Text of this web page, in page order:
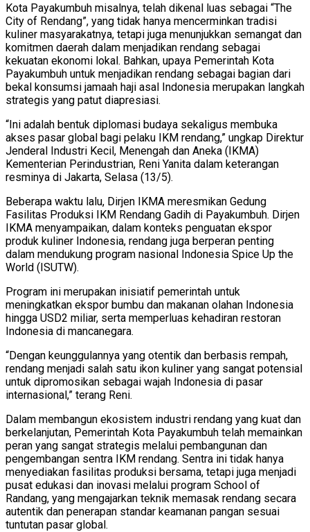
Kota Payakumbuh misalnya, telah dikenal luas sebagai “The
City of Rendang”, yang tidak hanya mencerminkan tradisi
kuliner masyarakatnya, tetapi juga menunjukkan semangat dan
komitmen daerah dalam menjadikan rendang sebagai
kekuatan ekonomi lokal. Bahkan, upaya Pemerintah Kota
Payakumbuh untuk menjadikan rendang sebagai bagian dari
bekal konsumsi jamaah haji asal Indonesia merupakan langkah
strategis yang patut diapresiasi.
“Ini adalah bentuk diplomasi budaya sekaligus membuka
akses pasar global bagi pelaku IKM rendang,” ungkap Direktur
Jenderal Industri Kecil, Menengah dan Aneka (IKMA)
Kementerian Perindustrian, Reni Yanita dalam keterangan
resminya di Jakarta, Selasa (13/5).
Beberapa waktu lalu, Dirjen IKMA meresmikan Gedung
Fasilitas Produksi IKM Rendang Gadih di Payakumbuh. Dirjen
IKMA menyampaikan, dalam konteks penguatan ekspor
produk kuliner Indonesia, rendang juga berperan penting
dalam mendukung program nasional Indonesia Spice Up the
World (ISUTW).
Program ini merupakan inisiatif pemerintah untuk
meningkatkan ekspor bumbu dan makanan olahan Indonesia
hingga USD2 miliar, serta memperluas kehadiran restoran
Indonesia di mancanegara.
“Dengan keunggulannya yang otentik dan berbasis rempah,
rendang menjadi salah satu ikon kuliner yang sangat potensial
untuk dipromosikan sebagai wajah Indonesia di pasar
internasional,” terang Reni.
Dalam membangun ekosistem industri rendang yang kuat dan
berkelanjutan, Pemerintah Kota Payakumbuh telah memainkan
peran yang sangat strategis melalui pembangunan dan
pengembangan sentra IKM rendang. Sentra ini tidak hanya
menyediakan fasilitas produksi bersama, tetapi juga menjadi
pusat edukasi dan inovasi melalui program School of
Randang, yang mengajarkan teknik memasak rendang secara
autentik dan penerapan standar keamanan pangan sesuai
tuntutan pasar global.